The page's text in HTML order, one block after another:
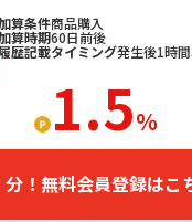
食品
キッチン用品
算条件商品購入
算時期60日前後
歴記載タイミング発生後1時
1.5％
分！無料会員登録はこ